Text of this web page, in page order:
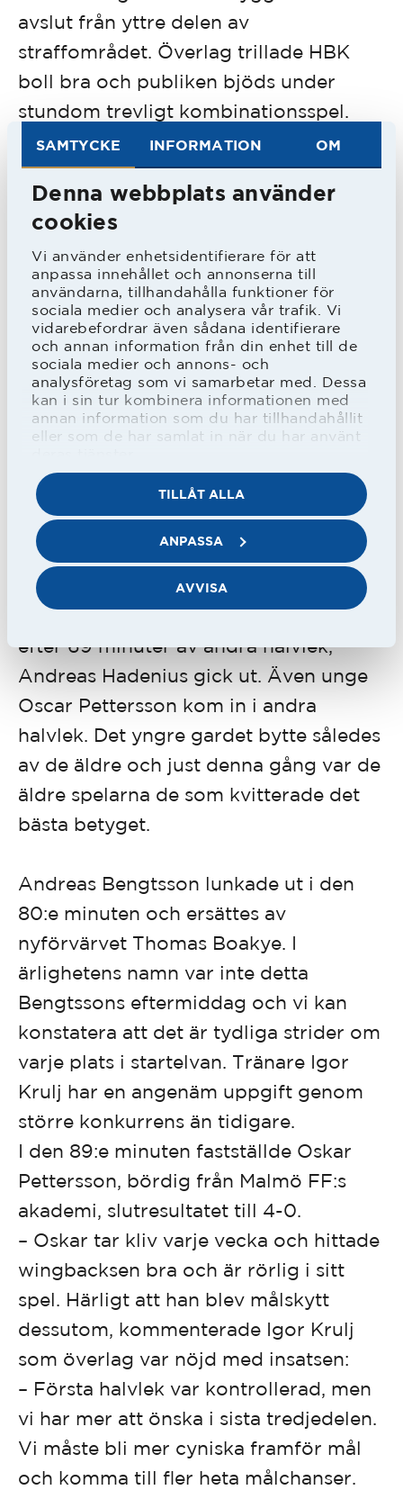
SAMTYCKE INFORMATION OM
Denna webbplats använder
cookies
Vi använder enhetsidentifierare för att
anpassa innehållet och annonserna till
användarna, tillhandahålla funktioner för
sociala medier och analysera vår trafik. Vi
vidarebefordrar även sådana identifierare
och annan information från din enhet till de
sociala medier och annons- och
analysföretag som vi samarbetar med. Dessa
kan i sin tur kombinera informationen med
annan information som du har tillhandahållit
eller som de har samlat in när du har använt
TILLÅT ALLA
ANPASSA
AVVISA
avslut från yttre delen av
straffområdet. Överlag trillade HBK
boll bra och publiken bjöds under
stundom trevligt kombinationsspel.
Bakåt var det stabilt och Peter Larsson
ser ut att kunna bli den härförare som
han är värvad som.
I andra halvlek bytte Johan Oremo av
Kosuke Kinoshita och Tryggvi
Haladsson bytte av Gabriel
Gudmundsson. HBK:s press bedarrade
och Husqvarna tog tag i spelet lite mer.
Gästernas kvicke yttermittfältare Tarek
Alnator är en bra värvning och han
kommer att kunna springa igenom
för ensam i bortalaget som inte
skapade några högkaratiga
målchanser.
Höskuldur Gunnlaugsson byttes in
efter 69 minuter av andra halvlek,
Andreas Hadenius gick ut. Även unge
Oscar Pettersson kom in i andra
halvlek. Det yngre gardet bytte således
av de äldre och just denna gång var de
äldre spelarna de som kvitterade det
bästa betyget.
Andreas Bengtsson lunkade ut i den
80:e minuten och ersättes av
nyförvärvet Thomas Boakye. I
ärlighetens namn var inte detta
Bengtssons eftermiddag och vi kan
konstatera att det är tydliga strider om
varje plats i startelvan. Tränare Igor
Krulj har en angenäm uppgift genom
större konkurrens än tidigare.
I den 89:e minuten fastställde Oskar
Pettersson, bördig från Malmö FF:s
akademi, slutresultatet till 4-0.
– Oskar tar kliv varje vecka och hittade
wingbacksen bra och är rörlig i sitt
spel. Härligt att han blev målskytt
dessutom, kommenterade Igor Krulj
som överlag var nöjd med insatsen:
– Första halvlek var kontrollerad, men
vi har mer att önska i sista tredjedelen.
Vi måste bli mer cyniska framför mål
och komma till fler heta målchanser.